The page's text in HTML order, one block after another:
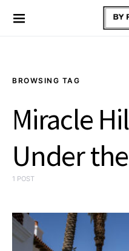
BROWSING TAG
Miracle
Under
1 POST